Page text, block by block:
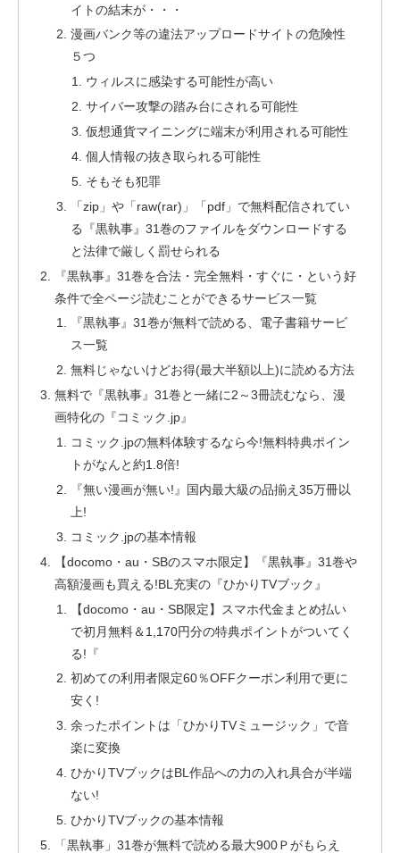
イトの結末が・・・
漫画バンク等の違法アップロードサイトの危険性
５つ
ウィルスに感染する可能性が高い
サイバー攻撃の踏み台にされる可能性
仮想通貨マイニングに端末が利用される可能性
個人情報の抜き取られる可能性
そもそも犯罪
「zip」や「raw(rar)」「pdf」で無料配信されてい
る『黒執事』31巻のファイルをダウンロードする
と法律で厳しく罰せられる
『黒執事』31巻を合法・完全無料・すぐに・という好
条件で全ページ読むことができるサービス一覧
『黒執事』31巻が無料で読める、電子書籍サービ
ス一覧
無料じゃないけどお得(最大半額以上)に読める方法
無料で『黒執事』31巻と一緒に2～3冊読むなら、漫
画特化の『コミック.jp』
コミック.jpの無料体験するなら今!無料特典ポイン
トがなんと約1.8倍!
『無い漫画が無い!』国内最大級の品揃え35万冊以
上!
コミック.jpの基本情報
【docomo・au・SBのスマホ限定】『黒執事』31巻や
高額漫画も買える!BL充実の『ひかりTVブック』
【docomo・au・SB限定】スマホ代金まとめ払い
で初月無料＆1,170円分の特典ポイントがついてく
る!『
初めての利用者限定60％OFFクーポン利用で更に
安く!
余ったポイントは「ひかりTVミュージック」で音
楽に変換
ひかりTVブックはBL作品への力の入れ具合が半端
ない!
ひかりTVブックの基本情報
「黒執事」31巻が無料で読める最大900Ｐがもらえ